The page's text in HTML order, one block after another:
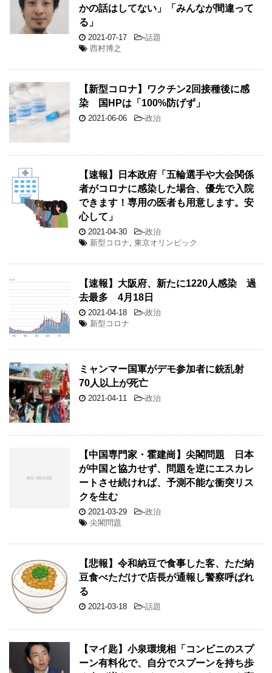
かの話はしてない」「みんなが間違って
る」
2021-07-17 -話題
西村博之
【新型コロナ】ワクチン2回接種後に感
染 国HPは「100%防げず」
2021-06-06 -政治
【速報】日本政府「五輪選手や大会関係
者がコロナに感染した場合、優先で入院
できます！専用の医者も用意します。安
心して」
2021-04-30 -政治
新型コロナ 東京オリンピック
【速報】大阪府、新たに1220人感染 過
去最多 4月18日
2021-04-18 -政治
新型コロナ
ミャンマー国軍がデモ参加者に銃乱射
70人以上が死亡
2021-04-11 -政治
【中国専門家・霍建崗】尖閣問題 日本
が中国と協力せず、問題を逆にエスカレ
ートさせ続ければ、予測不能な衝突リス
クを生む
2021-03-29 -政治
尖閣問題
【悲報】令和納豆で食事した客、ただ納
豆食べただけで店長が通報し警察呼ばれ
る
2021-03-18 -話題
【マイ匙】小泉環境相「コンビニのスプ
ーン有料化で、自分でスプーンを持ち歩